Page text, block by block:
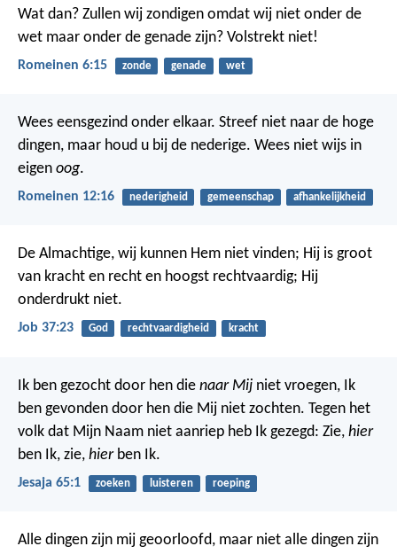
Wat dan? Zullen wij zondigen omdat wij niet onder de
wet maar onder de genade zijn? Volstrekt niet!
Romeinen 6:15 zonde genade wet
Wees eensgezind onder elkaar. Streef niet naar de hoge
dingen, maar houd u bij de nederige. Wees niet wijs in
eigen oog.
Romeinen 12:16 nederigheid gemeenschap afhankelijkheid
De Almachtige, wij kunnen Hem niet vinden; Hij is groot
van kracht en recht en hoogst rechtvaardig; Hij
onderdrukt niet.
Job 37:23 God rechtvaardigheid kracht
Ik ben gezocht door hen die naar Mij niet vroegen, Ik
ben gevonden door hen die Mij niet zochten. Tegen het
volk dat Mijn Naam niet aanriep heb Ik gezegd: Zie, hier
ben Ik, zie, hierben Ik.
Jesaja 65:1 zoeken luisteren roeping
Alle dingen zijn mij geoorloofd, maar niet alle dingen zijn